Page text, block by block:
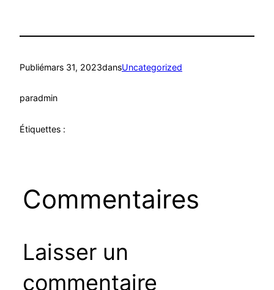
Publiémars 31, 2023dansUncategorized
paradmin
Étiquettes :
Commentaires
Laisser un
commentaire